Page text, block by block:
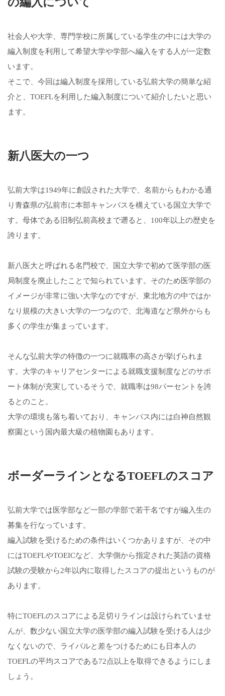
社会人や大学、専門学校に所属している学生の中には大学の
編入制度を利用して希望大学や学部へ編入をする人が一定数
います。
そこで、今回は編入制度を採用している弘前大学の簡単な紹
介と、TOEFLを利用した編入制度について紹介したいと思い
ます。
新八医大の一つ
弘前大学は1949年に創設された大学で、名前からもわかる通
り青森県の弘前市に本部キャンパスを構えている国立大学で
す。母体である旧制弘前高校まで遡ると、100年以上の歴史を
誇ります。
新八医大と呼ばれる名門校で、国立大学で初めて医学部の医
局制度を廃止したことで知られています。そのため医学部の
イメージが非常に強い大学なのですが、東北地方の中ではか
なり規模の大きい大学の一つなので、北海道など県外からも
多くの学生が集まっています。
そんな弘前大学の特徴の一つに就職率の高さが挙げられま
す。大学のキャリアセンターによる就職支援制度などのサポ
ート体制が充実しているそうで、就職率は98パーセントを誇
るとのこと。
大学の環境も落ち着いており、キャンパス内には白神自然観
察園という国内最大級の植物園もあります。
ボーダーラインとなるTOEFLのスコア
弘前大学では医学部など一部の学部で若干名ですが編入生の
募集を行なっています。
編入試験を受けるための条件はいくつかありますが、その中
にはTOEFLやTOEICなど、大学側から指定された英語の資格
試験の受験から2年以内に取得したスコアの提出というものが
あります。
特にTOEFLのスコアによる足切りラインは設けられていませ
んが、数少ない国立大学の医学部の編入試験を受ける人は少
なくないので、ライバルと差をつけるためにも日本人の
TOEFLの平均スコアである72点以上を取得できるようにしま
しょう。